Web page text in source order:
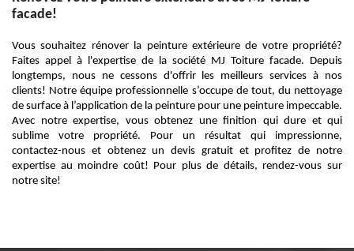
facade!
Vous souhaitez rénover la peinture extérieure de votre propriété?
Faites appel à l'expertise de la société MJ Toiture facade. Depuis
longtemps, nous ne cessons d'offrir les meilleurs services à nos
clients! Notre équipe professionnelle s’occupe de tout, du nettoyage
de surface à l’application de la peinture pour une peinture impeccable.
Avec notre expertise, vous obtenez une finition qui dure et qui
sublime votre propriété. Pour un résultat qui impressionne,
contactez-nous et obtenez un devis gratuit et profitez de notre
expertise au moindre coût! Pour plus de détails, rendez-vous sur
notre site!